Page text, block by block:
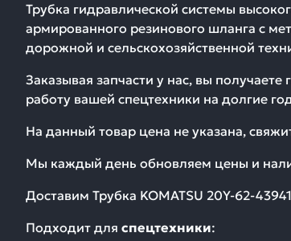
Трубка гидравлической системы
армированного резинового шланга с
дорожной и сельскохозяйственной
Заказывая запчасти у нас, вы
работу вашей спецтехники на долгие
На данный товар цена не указана,
Мы каждый день обновляем цены и
Доставим Трубка KOMATSU 20Y-62-43941
Подходит для спецтехники: